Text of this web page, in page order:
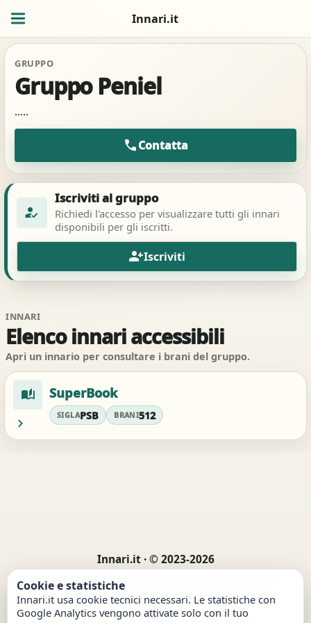
Innari.it
GRUPPO
Gruppo Peniel
.....
callContatta
how_to_reg
Iscriviti al gruppo
Richiedi l'accesso per visualizzare tutti gli innari
disponibili per gli iscritti.
person_addIscriviti
INNARI
Elenco innari accessibili
Apri un innario per consultare i brani del gruppo.
auto_stories SuperBook
SIGLAPSB BRANI512
chevron_right
Innari.it · © 2023-2026
Cookie · Termini
Preferenze cookie
Cookie e statistiche
Innari.it usa cookie tecnici necessari. Le statistiche con
Google Analytics vengono attivate solo con il tuo